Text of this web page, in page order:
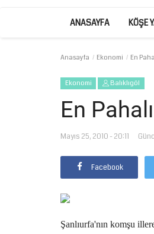
ANASAYFA KÖŞE
Anasayfa Ekonomi En
Ekonomi Balıklıgöl
En
Mayıs 25, 2010 - 20:11
Facebook
Şanlıurfa'nın komşu